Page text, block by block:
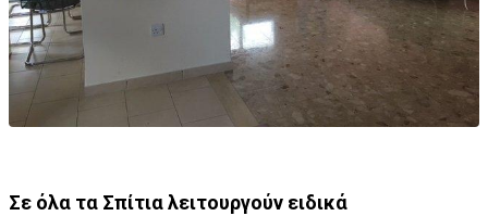
Σε όλα τα Σπίτια λειτουργούν ειδικά